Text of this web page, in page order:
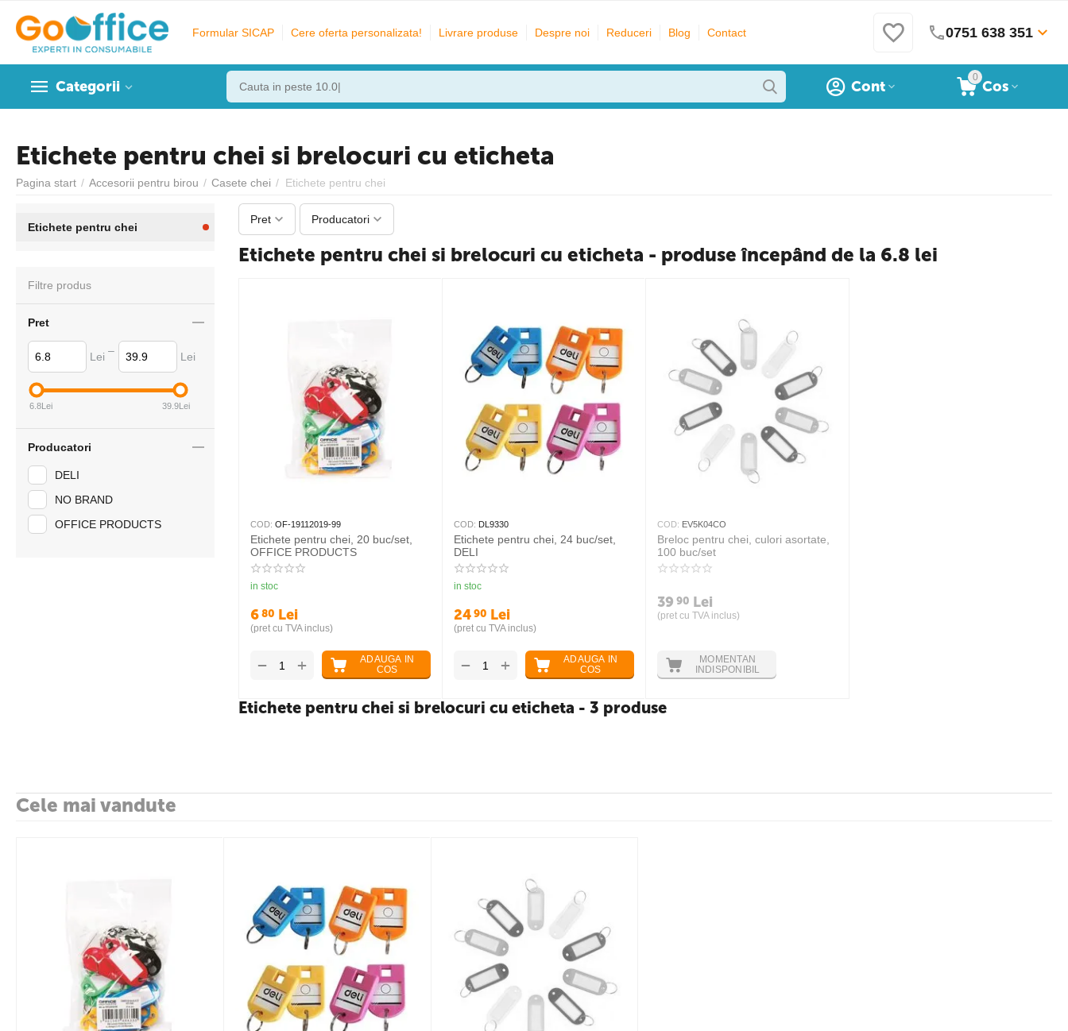
Formular SICAP Cere oferta personalizata! Livrare produse Despre noi Reduceri Blog Contact 0751 638 351
Categorii
0
Cos
Cont
Etichete pentru chei si brelocuri cu eticheta
Pagina start / Accesorii pentru birou / Casete chei / Etichete pentru chei
Pret Producatori
Etichete pentru chei si brelocuri cu eticheta - produse începând de la 6.8 lei
COD: OF-19112019-99
Etichete pentru chei, 20 buc/set,
OFFICE PRODUCTS
in stoc
680 Lei
(pret cu TVA inclus)
ADAUGA IN
COS
+
−
COD: DL9330
Etichete pentru chei, 24 buc/set,
DELI
in stoc
2490 Lei
(pret cu TVA inclus)
ADAUGA IN
COS
+
−
COD: EV5K04CO
Breloc pentru chei, culori asortate,
100 buc/set
39 90 Lei
(pret cu TVA inclus)
MOMENTAN
INDISPONIBIL
Etichete pentru chei si brelocuri cu eticheta - 3 produse
Etichete pentru chei
Filtre produs
Pret
Lei – Lei
6.8Lei 39.9Lei
Producatori
DELI
NO BRAND
OFFICE PRODUCTS
Cele mai vandute